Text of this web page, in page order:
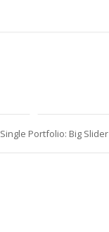
Single Portfolio: Big Slider